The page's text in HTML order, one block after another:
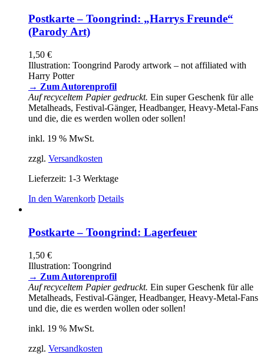
mehrere
Varianten
können
auf
der
Produktseite
gewählt
werden
Postkarte – Toongrind: „Harrys Freunde“
(Parody Art)
1,50 €
Illustration: Toongrind Parody artwork – not affiliated with
Harry Potter
→ Zum Autorenprofil
Auf recyceltem Papier gedruckt. Ein super Geschenk für alle
Metalheads, Festival-Gänger, Headbanger, Heavy-Metal-Fans
und die, die es werden wollen oder sollen!
inkl. 19 % MwSt.
zzgl. Versandkosten
Lieferzeit: 1-3 Werktage
In den Warenkorb Details
Postkarte – Toongrind: Lagerfeuer
1,50 €
Illustration: Toongrind
→ Zum Autorenprofil
Auf recyceltem Papier gedruckt. Ein super Geschenk für alle
Metalheads, Festival-Gänger, Headbanger, Heavy-Metal-Fans
und die, die es werden wollen oder sollen!
inkl. 19 % MwSt.
zzgl. Versandkosten